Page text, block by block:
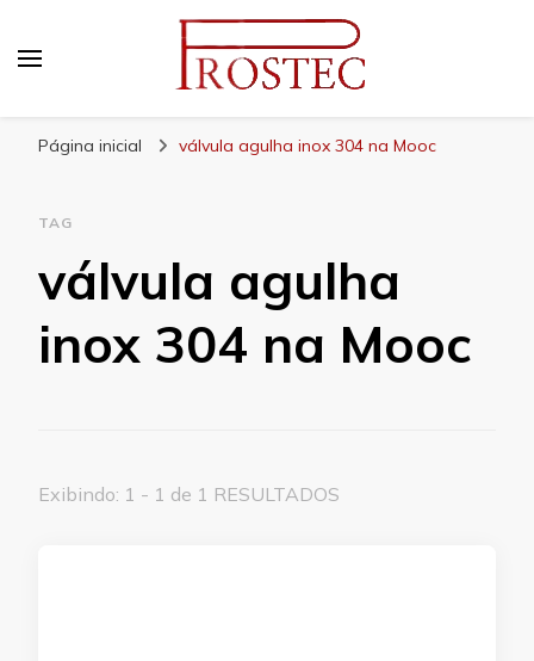
Página inicial válvula agulha inox 304 na Mooc
TAG
válvula agulha
inox 304 na Mooc
Exibindo: 1 - 1 de 1 RESULTADOS